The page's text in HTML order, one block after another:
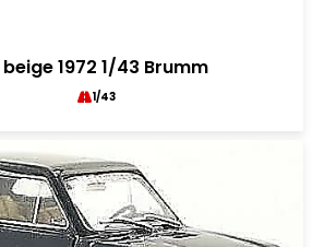
1972 1/43 Brumm
1/43